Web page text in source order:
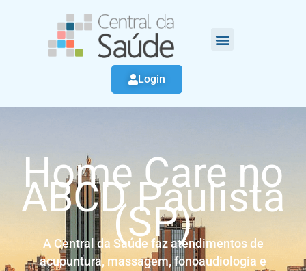
Login
Home Care no
ABCD Paulista
(SP)
A Central da Saúde faz atendimentos de
acupuntura, massagem, fonoaudiologia e